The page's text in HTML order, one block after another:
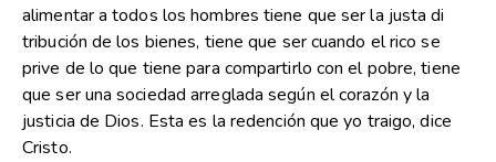
alimentar a todos los hombres tiene que ser la justa di
tribución de los bienes, tiene que ser cuando el rico se
prive de lo que tiene para compartirlo con el pobre, tiene
que ser una sociedad arreglada según el corazón y la
justicia de Dios. Esta es la redención que yo traigo, dice
Cristo.